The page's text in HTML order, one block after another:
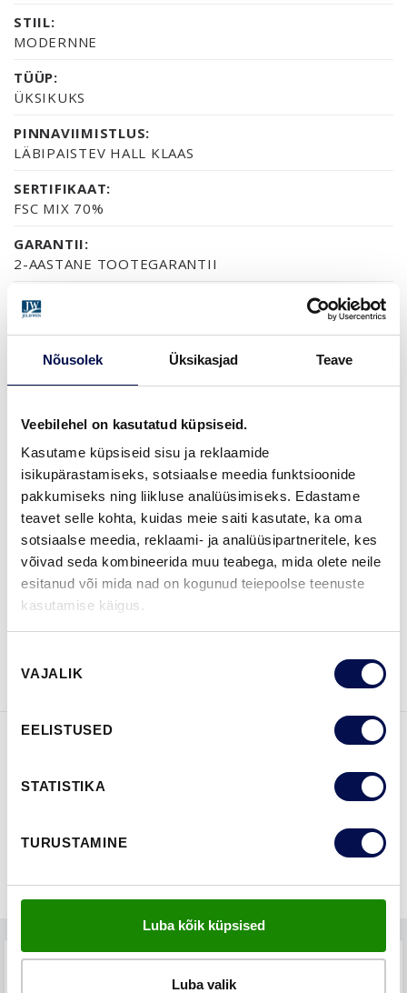
Nõusolek Üksikasjad Teave
Veebilehel on kasutatud küpsiseid.
Kasutame küpsiseid sisu ja reklaamide
isikupärastamiseks, sotsiaalse meedia funktsioonide
pakkumiseks ning liikluse analüüsimiseks. Edastame
teavet selle kohta, kuidas meie saiti kasutate, ka oma
sotsiaalse meedia, reklaami- ja analüüsipartneritele, kes
võivad seda kombineerida muu teabega, mida olete neile
esitanud või mida nad on kogunud teiepoolse teenuste
kasutamise käigus.
valik
VAJALIK
EELISTUSED
STATISTIKA
TURUSTAMINE
Luba kõik küpsised
Luba valik
STIIL:
MODERNNE
TÜÜP:
ÜKSIKUKS
PINNAVIIMISTLUS:
LÄBIPAISTEV HALL KLAAS
SERTIFIKAAT:
FSC MIX 70%
GARANTII:
2-AASTANE TOOTEGARANTII
VIIMISTLUSVALMIS LEPP
TERMOTÖÖDELDUD HAAB
MÕÕDUD
LEIA EDASIMÜÜJA
VAATA
Võta meiega
ühendust
TEHNILINE KIRJELDUS